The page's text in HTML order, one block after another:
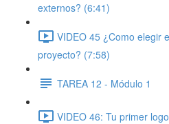
externos? (6:41)
VIDEO 45 ¿Como elegir
proyecto? (7:58)
TAREA 12 - Módulo 1
VIDEO 46: Tu primer